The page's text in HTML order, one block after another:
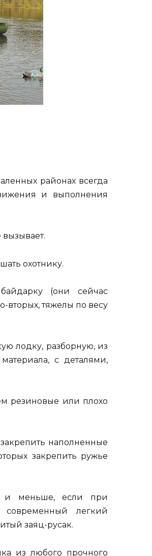
районах всегда
и выполнения
охотнику.
(они сейчас
вторых, тяжелы по весу
лодку, разборную, из
с деталями,
резиновые или плохо
наполненные
закрепить ружье
и меньше, если при
легкий
заяц-русак.
из любого прочного